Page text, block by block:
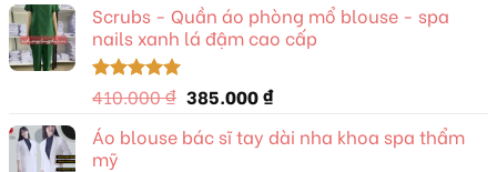
Scrubs - Quần áo phòng mổ blouse - spa
nails xanh lá đậm cao cấp
Được xếp
5 sao
410.000₫ Giá
là:
385.000₫Giá
tại
Áo blouse bác sĩ tay dài nha khoa spa thẩm
mỹ